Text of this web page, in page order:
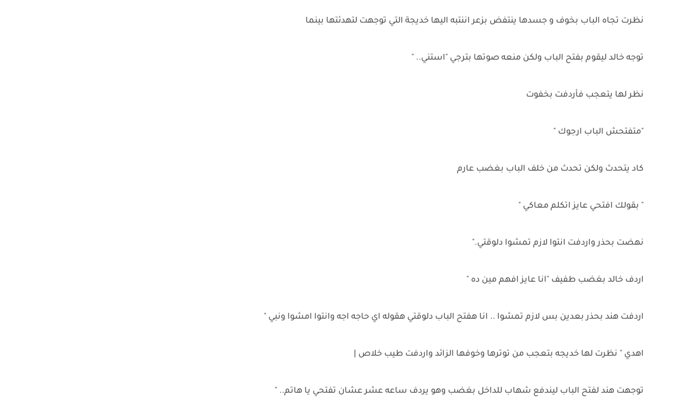
نظرت تجاه الباب بخوف و جسدها ينتفض بزعر اننتبه اليها خديجة التي توجهت لتهدئتها بينما
توجه خالد ليقوم بفتح الباب ولكن منعه صوتها بترجي "استني.. "
نظر لها يتعجب فأردفت بخفوت
"متفتحش الباب ارجوك "
كاد يتحدث ولكن تحدث من خلف الباب بغضب عارم
" بقولك افتحي عايز اتكلم معاكي "
نهضت بحذر واردفت انتوا لازم تمشوا دلوقتي."
اردف خالد بغضب طفيف "انا عايز افهم مين ده "
اردفت هند بحذر بعدين بس لازم تمشوا .. انا هفتح الباب دلوقتي هقوله اي حاجه اجه وانتوا امشوا ونبي "
اهدي " نظرت لها خديجه بتعجب من توترها وخوفها الزائد واردفت طيب خلاص |
توجهت هند لفتح الباب ليندفع شهاب للداخل بغضب وهو يردف ساعه عشر عشان تفتحي يا هاتم.. "